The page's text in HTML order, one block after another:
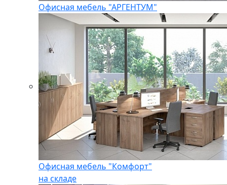
Офисная мебель "АРГЕНТУМ"
Офисная мебель "Комфорт"
на складе